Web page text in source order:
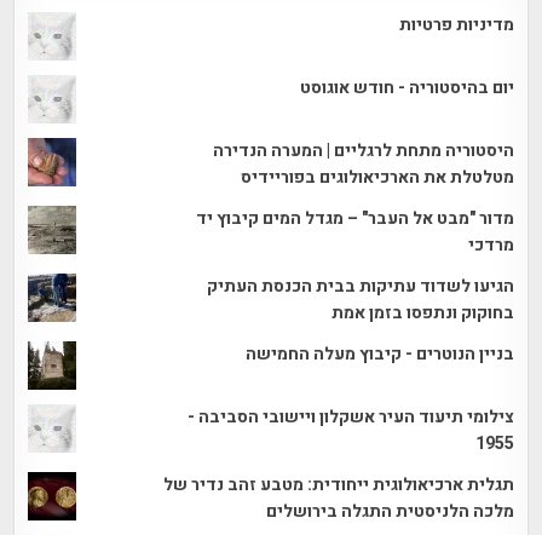
מדיניות פרטיות
יום בהיסטוריה - חודש אוגוסט
היסטוריה מתחת לרגליים | המערה הנדירה
מטלטלת את הארכיאולוגים בפוריידיס
מדור "מבט אל העבר" – מגדל המים קיבוץ יד
מרדכי
הגיעו לשדוד עתיקות בבית הכנסת העתיק
בחוקוק ונתפסו בזמן אמת
בניין הנוטרים - קיבוץ מעלה החמישה
צילומי תיעוד העיר אשקלון ויישובי הסביבה -
1955
תגלית ארכיאולוגית ייחודית: מטבע זהב נדיר של
מלכה הלניסטית התגלה בירושלים